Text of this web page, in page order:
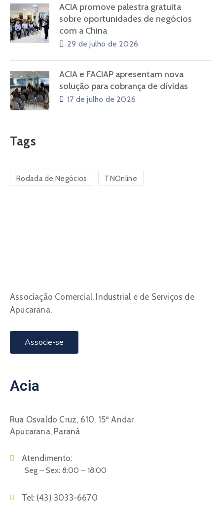
ACIA promove palestra gratuita
sobre oportunidades de negócios
com a China
29 de julho de 2026
ACIA e FACIAP apresentam nova
solução para cobrança de dívidas
17 de julho de 2026
Tags
Rodada de Negócios TNOnline
Associação Comercial, Industrial e de Serviços de
Apucarana.
Associe-se
Acia
Rua Osvaldo Cruz, 610, 15º Andar
Apucarana, Paraná
Atendimento:
Seg – Sex: 8:00 – 18:00
Tel: (43) 3033-6670